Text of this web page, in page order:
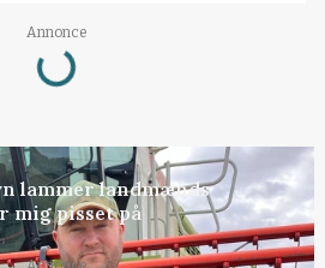
Annonce
Loading...
lammer landmænds
mig pisset på